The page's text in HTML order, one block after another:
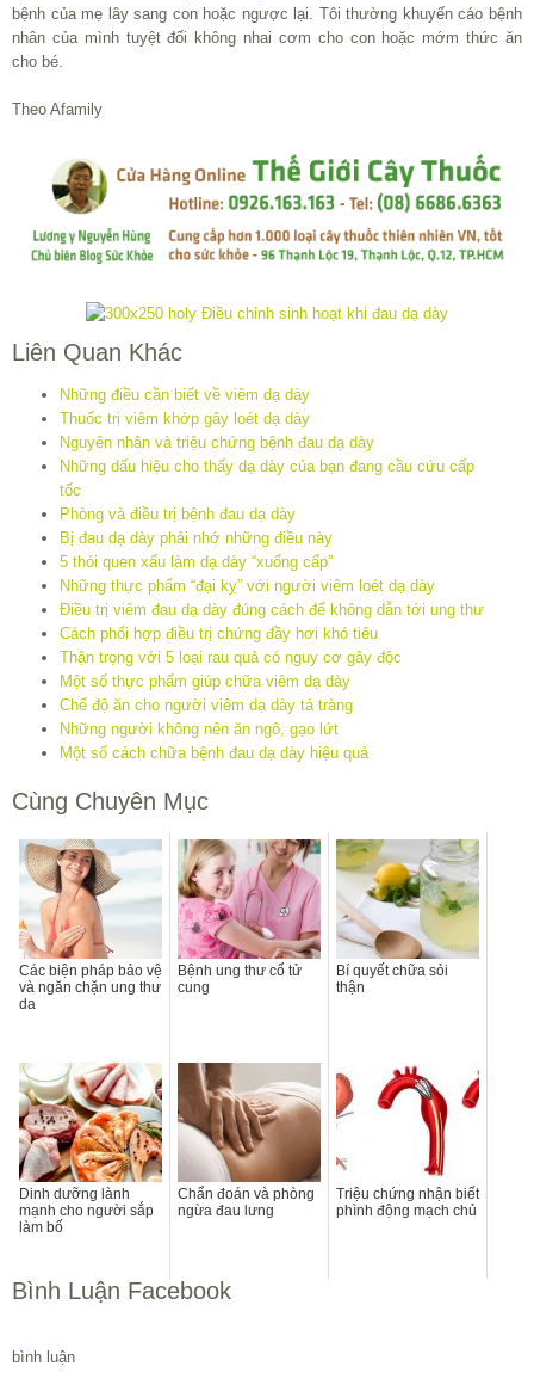
bệnh của mẹ lây sang con hoặc ngược lại. Tôi thường khuyến cáo bệnh
nhân của mình tuyệt đối không nhai cơm cho con hoặc mớm thức ăn
cho bé.
Theo Afamily
Liên Quan Khác
Những điều cần biết về viêm dạ dày
Thuốc trị viêm khớp gây loét dạ dày
Nguyên nhân và triệu chứng bệnh đau dạ dày
Những dấu hiệu cho thấy dạ dày của bạn đang cầu cứu cấp
tốc
Phòng và điều trị bệnh đau dạ dày
Bị đau dạ dày phải nhớ những điều này
5 thói quen xấu làm dạ dày “xuống cấp”
Những thực phẩm “đại kỵ” với người viêm loét dạ dày
Điều trị viêm đau dạ dày đúng cách để không dẫn tới ung thư
Cách phối hợp điều trị chứng đầy hơi khó tiêu
Thận trọng với 5 loại rau quả có nguy cơ gây độc
Một số thực phẩm giúp chữa viêm dạ dày
Chế độ ăn cho người viêm dạ dày tá tràng
Những người không nên ăn ngô, gạo lứt
Một số cách chữa bệnh đau dạ dày hiệu quả
Cùng Chuyên Mục
Các biện pháp bảo vệ
và ngăn chặn ung thư
da
Bệnh ung thư cổ tử
cung
Bí quyết chữa sỏi
thận
Dinh dưỡng lành
mạnh cho người sắp
làm bố
Chẩn đoán và phòng
ngừa đau lưng
Triệu chứng nhận biết
phình động mạch chủ
Bình Luận Facebook
bình luận